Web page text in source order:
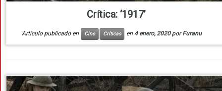
Crítica: ‘1917’
Artículo publicado en Cine Críticas en 4 enero, 2020 porFuranu